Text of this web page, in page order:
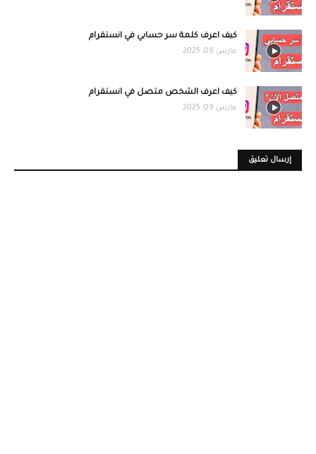
كيف اعرف كلمة سر حسابي في انستقرام
مارس 09, 2025
كيف اعرف الشخص متصل في انستقرام
مارس 09, 2025
إرسال تعليق